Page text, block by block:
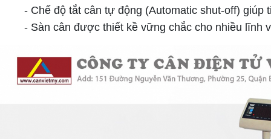
- Chế độ tắt cân tự động (Automatic shut-off) giúp
- Sàn cân được thiết kề vững chắc cho nhiều lĩnh